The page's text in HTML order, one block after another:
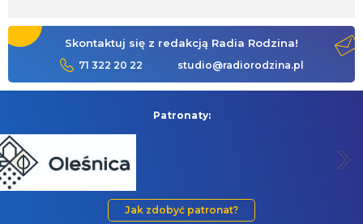
Skontaktuj się z redakcją Radia Rodzina!
71 322 20 22 studio@radiorodzina.pl
Patronaty:
Jak zdobyć patronat?